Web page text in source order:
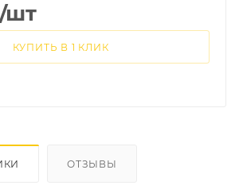
/шт
КУПИТЬ В 1 КЛИК
ОТЗЫВЫ